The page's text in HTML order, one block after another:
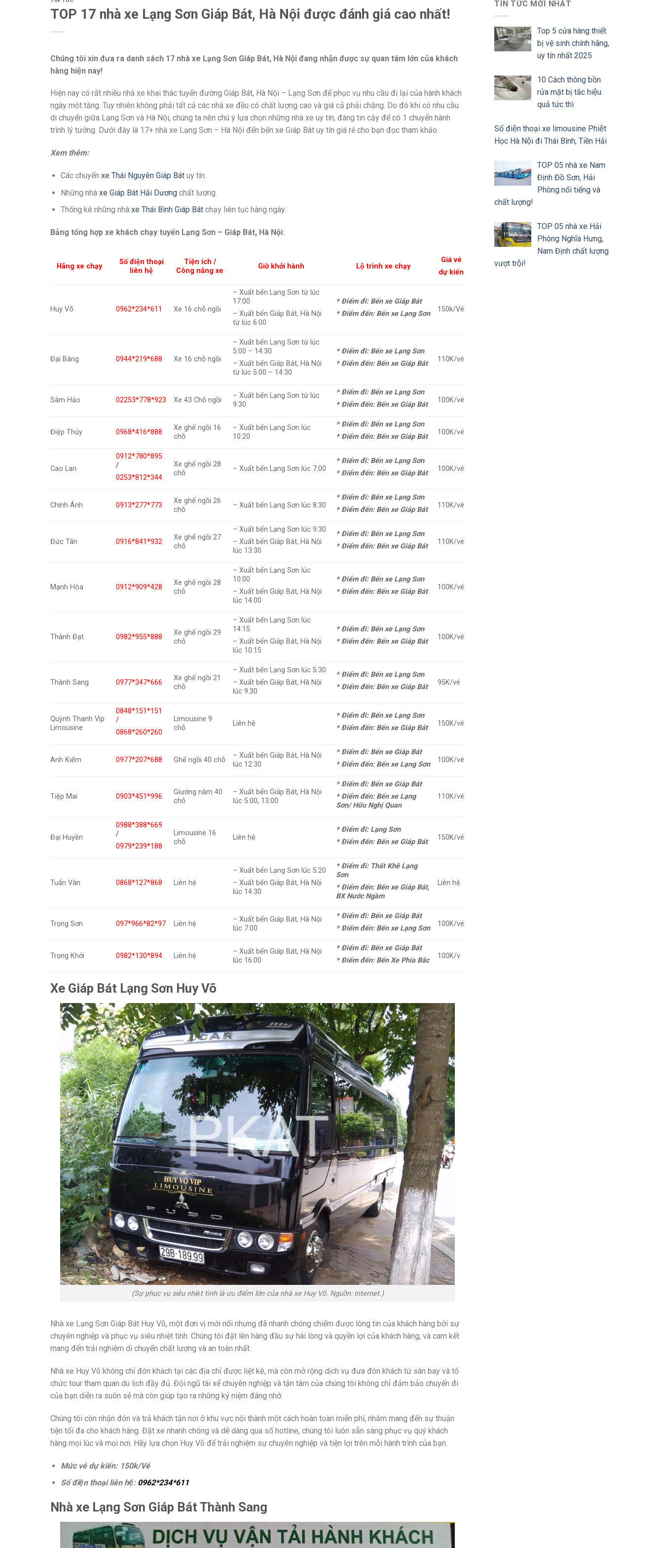
TOP 17 nhà xe Lạng Sơn Giáp Bát, Hà Nội được đánh giá cao nhất!
Chúng tôi xin đưa ra danh sách 17 nhà xe Lạng Sơn Giáp Bát, Hà Nội đang nhận được sự quan tâm lớn của khách
hàng hiện nay!
Hiện nay có rất nhiều nhà xe khai thác tuyến đường Giáp Bát, Hà Nội – Lạng Sơn để phục vụ nhu cầu đi lại của hành khách
ngày một tăng. Tuy nhiên không phải tất cả các nhà xe đều có chất lượng cao và giá cả phải chăng. Do đó khi có nhu cầu
di chuyển giữa Lạng Sơn và Hà Nội, chúng ta nên chú ý lựa chọn những nhà xe uy tín, đáng tin cậy để có 1 chuyến hành
trình lý tưởng. Dưới đây là 17+ nhà xe Lạng Sơn – Hà Nội đến bến xe Giáp Bát uy tín giá rẻ cho bạn đọc tham khảo.
Xem thêm:
Các chuyến xe Thái Nguyên Giáp Bátuy tín.
Những nhà xe Giáp Bát Hải Dươngchất lượng.
Thống kê những nhà xe Thái Bình Giáp Bátchạy liên tục hàng ngày.
Bảng tổng hợp xe khách chạy tuyến Lạng Sơn – Giáp Bát, Hà Nội:
Hãng xe chạy
Số điện thoại
liên hệ
Tiện ích /
Công năng xe
Giờ khởi hành Lộ trình xe chạy
Giá vé
dự kiến
Huy Võ 0962*234*611 Xe 16 chỗ ngồi
– Xuất bến Lạng Sơn từ lúc
17:00
– Xuất bến Giáp Bát, Hà Nội
từ lúc 6:00
* Điểm đi: Bến xe Giáp Bát
* Điểm đến: Bến xe Lạng Sơn
150k/Vé
Đại Bàng 0944*219*688 Xe 16 chỗ ngồi
– Xuất bến Lạng Sơn từ lúc
5:00 – 14:30
– Xuất bến Giáp Bát, Hà Nội
từ lúc 5:00 – 14:30
* Điểm đi: Bến xe Lạng Sơn
* Điểm đến: Bến xe Giáp Bát
110K/vé
Sâm Hảo 02253*778*923 Xe 43 Chỗ ngồi
– Xuất bến Lạng Sơn từ lúc
9:30
* Điểm đi: Bến xe Lạng Sơn
* Điểm đến: Bến xe Giáp Bát
100K/vé
Điệp Thủy 0968*416*888
Xe ghế ngồi 16
chỗ
– Xuất bến Lạng Sơn lúc
10:20
* Điểm đi: Bến xe Lạng Sơn
* Điểm đến: Bến xe Giáp Bát
100K/vé
Cao Lan
0912*780*895
/
0253*812*344
Xe ghế ngồi 28
chỗ
– Xuất bến Lạng Sơn lúc 7:00
* Điểm đi: Bến xe Lạng Sơn
* Điểm đến: Bến xe Giáp Bát
100K/vé
Chính Ánh 0913*277*773
Xe ghế ngồi 26
chỗ
– Xuất bến Lạng Sơn lúc 8:30
* Điểm đi: Bến xe Lạng Sơn
* Điểm đến: Bến xe Giáp Bát
110K/vé
Đức Tân 0916*841*932
Xe ghế ngồi 27
chỗ
– Xuất bến Lạng Sơn lúc 9:30
– Xuất bến Giáp Bát, Hà Nội
lúc 13:30
* Điểm đi: Bến xe Lạng Sơn
* Điểm đến: Bến xe Giáp Bát
110K/vé
Mạnh Hòa 0912*909*428
Xe ghế ngồi 28
chỗ
– Xuất bến Lạng Sơn lúc
10:00
– Xuất bến Giáp Bát, Hà Nội
lúc 14:00
* Điểm đi: Bến xe Lạng Sơn
* Điểm đến: Bến xe Giáp Bát
100K/vé
Thành Đạt 0982*955*888
Xe ghế ngồi 29
chỗ
– Xuất bến Lạng Sơn lúc
14:15
– Xuất bến Giáp Bát, Hà Nội
lúc 10:15
* Điểm đi: Bến xe Lạng Sơn
* Điểm đến: Bến xe Giáp Bát
100K/vé
Thành Sang 0977*347*666
Xe ghế ngồi 21
chỗ
– Xuất bến Lạng Sơn lúc 5:30
– Xuất bến Giáp Bát, Hà Nội
lúc 9:30
* Điểm đi: Bến xe Lạng Sơn
* Điểm đến: Bến xe Giáp Bát
95K/vé
Quỳnh Thanh Vip
Limousine
0848*151*151
/
0868*260*260
Limousine 9
chỗ
Liên hệ
* Điểm đi: Bến xe Lạng Sơn
* Điểm đến: Bến xe Giáp Bát
150K/vé
Anh Kiểm 0977*207*688 Ghế ngồi 40 chỗ
– Xuất bến Giáp Bát, Hà Nội
lúc 12:30
* Điểm đi: Bến xe Giáp Bát
* Điểm đến: Bến xe Lạng Sơn
100K/vé
Tiệp Mai 0903*451*996
Giường nằm 40
chỗ
– Xuất bến Giáp Bát, Hà Nội
lúc 5:00, 13:00
* Điểm đi: Bến xe Giáp Bát
* Điểm đến: Bến xe Lạng
Sơn/ Hữu Nghị Quan
110K/vé
Đại Huyền
0988*388*669
/
0979*239*188
Limousine 16
chỗ
Liên hệ
* Điểm đi: Lạng Sơn
* Điểm đến: Bến xe Giáp Bát
150K/vé
Tuấn Vân 0868*127*868 Liên hệ
– Xuất bến Lạng Sơn lúc 5:20
– Xuất bến Giáp Bát, Hà Nội
lúc 14:30
* Điểm đi: Thất Khê Lạng
Sơn
* Điểm đến: Bến xe Giáp Bát,
BX Nước Ngầm
Liên hệ
Trọng Sơn 097*966*82*97 Liên hệ
– Xuất bến Giáp Bát, Hà Nội
lúc 7:00
* Điểm đi: Bến xe Giáp Bát
* Điểm đến: Bến xe Lạng Sơn
100K/vé
Trọng Khởi 0982*130*894 Liên hệ
– Xuất bến Giáp Bát, Hà Nội
lúc 16:00
* Điểm đi: Bến xe Giáp Bát
* Điểm đến: Bến Xe Phía Bắc
100K/v
Xe Giáp Bát Lạng Sơn Huy Võ
(Sự phục vụ siêu nhiệt tình là ưu điểm lớn của nhà xe Huy Võ. Nguồn: Internet.)
Nhà xe Lạng Sơn Giáp Bát Huy Võ, một đơn vị mới nổi nhưng đã nhanh chóng chiếm được lòng tin của khách hàng bởi sự
chuyên nghiệp và phục vụ siêu nhiệt tình. Chúng tôi đặt lên hàng đầu sự hài lòng và quyền lợi của khách hàng, và cam kết
mang đến trải nghiệm di chuyển chất lượng và an toàn nhất.
Nhà xe Huy Võ không chỉ đón khách tại các địa chỉ được liệt kê, mà còn mở rộng dịch vụ đưa đón khách từ sân bay và tổ
chức tour tham quan du lịch đầy đủ. Đội ngũ tài xế chuyên nghiệp và tận tâm của chúng tôi không chỉ đảm bảo chuyến đi
của bạn diễn ra suôn sẻ mà còn giúp tạo ra những kỷ niệm đáng nhớ.
Chúng tôi còn nhận đón và trả khách tận nơi ở khu vực nội thành một cách hoàn toàn miễn phí, nhằm mang đến sự thuận
tiện tối đa cho khách hàng. Đặt xe nhanh chóng và dễ dàng qua số hotline, chúng tôi luôn sẵn sàng phục vụ quý khách
hàng mọi lúc và mọi nơi. Hãy lựa chọn Huy Võ để trải nghiệm sự chuyên nghiệp và tiện lợi trên mỗi hành trình của bạn.
Mức vé dự kiến: 150k/Vé
Số điện thoại liên hệ: 0962*234*611
Nhà xe Lạng Sơn Giáp Bát Thành Sang
TIN TỨC MỚI NHẤT
Top 5 cửa hàng thiết
bị vệ sinh chính hãng,
uy tín nhất 2025
10 Cách thông bồn
rửa mặt bị tắc hiệu
quả tức thì
Số điện thoại xe limousine Phiệt
Học Hà Nội đi Thái Bình, Tiền Hải
TOP 05 nhà xe Nam
Định Đồ Sơn, Hải
Phòng nổi tiếng và
chất lượng!
TOP 05 nhà xe Hải
Phòng Nghĩa Hưng,
Nam Định chất lượng
vượt trội!